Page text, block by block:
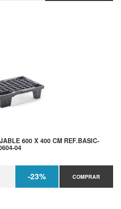
600 X 400 CM REF.BASIC-
04
-23% COMPRAR